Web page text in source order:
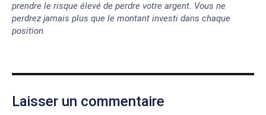
prendre le risque élevé de perdre votre argent. Vous ne
perdrez jamais plus que le montant investi dans chaque
position.
Laisser un commentaire